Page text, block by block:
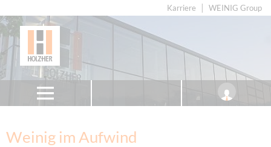
Karriere WEINIG Group
Weinig im Aufwind